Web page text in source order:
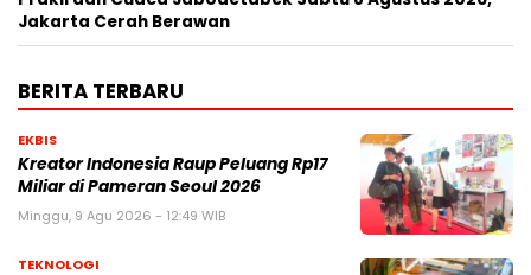
Jakarta Cerah Berawan
BERITA TERBARU
EKBIS
Kreator Indonesia Raup Peluang Rp17
Miliar di Pameran Seoul 2026
Minggu, 9 Agu 2026 - 12:49 WIB
TEKNOLOGI